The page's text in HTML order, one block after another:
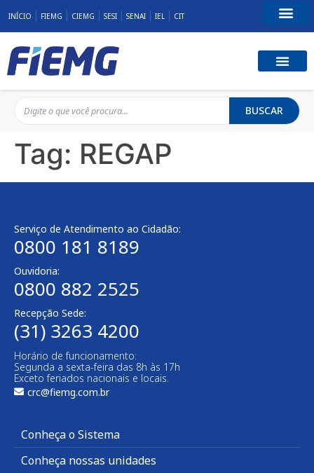
INÍCIO FIEMG CIEMG SESI SENAI IEL CIT
BUSCAR
Tag: REGAP
Serviço de Atendimento ao Cidadão:
0800 181 8189
Ouvidoria:
0800 882 2525
Recepção Sede:
(31) 3263 4200
Horário de funcionamento:
Segunda a sexta-feira das 8h às 17h
Exceto feriados nacionais e locais.
crc@fiemg.com.br
Conheça o Sistema
Conheça nossas unidades